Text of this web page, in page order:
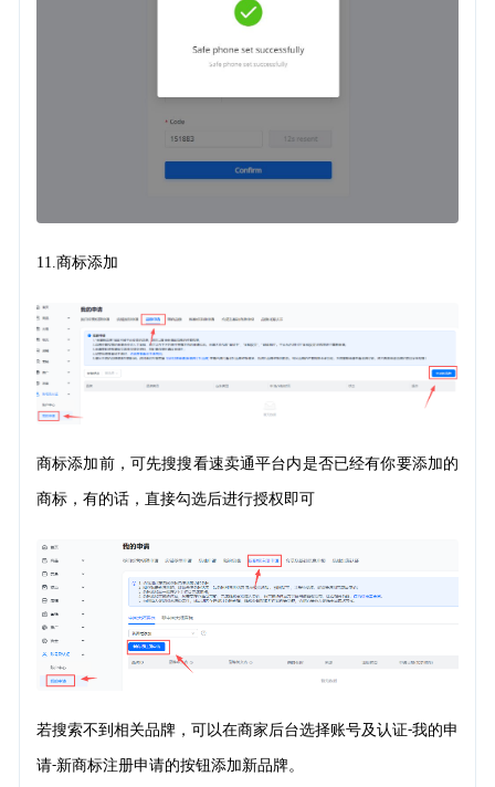
11.商标添加
商标添加前，可先搜搜看速卖通平台内是否已经有你要添加的
商标，有的话，直接勾选后进行授权即可
若搜索不到相关品牌，可以在商家后台选择账号及认证-我的申
请-新商标注册申请的按钮添加新品牌。